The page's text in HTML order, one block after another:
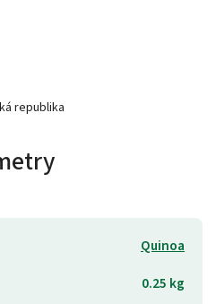
republika
Quinoa
0.25 kg